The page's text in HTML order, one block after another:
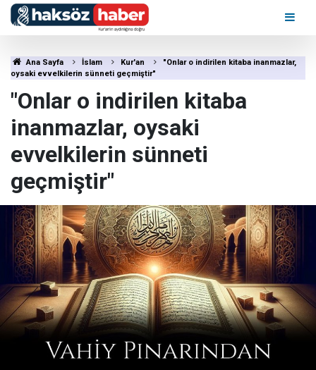
Ana Sayfa İslam Kur'an
"Onlar o indirilen kitaba inanmazlar,
oysaki evvelkilerin sünneti geçmiştir"
"Onlar o indirilen kitaba
inanmazlar, oysaki
evvelkilerin sünneti
geçmiştir"